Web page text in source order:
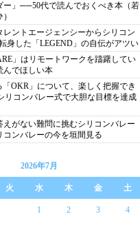
ー」──50代で読んでおくべき本（若
レントエージェンシーからシリコン
身した「LEGEND」の自伝がアツい
」はリモートワークを躊躇してい
んでほしい本
「OKR」について、楽しく把握でき
リコンバレー式で大胆な目標を達成
えがない難問に挑むシリコンバレー
コンバレーの今を垣間見る
2026年7月
火 水 木 金 土
1 2 3 4